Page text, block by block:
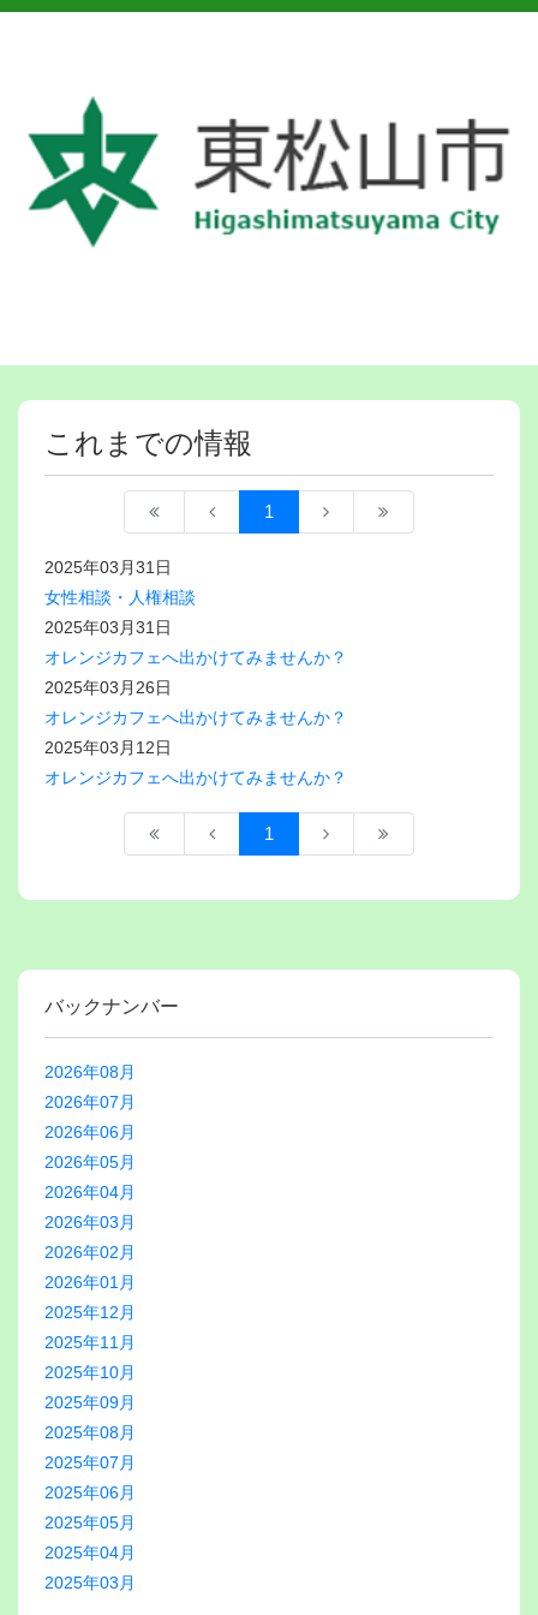
これまでの情報
1
2025年03月31日
女性相談・人権相談
2025年03月31日
オレンジカフェへ出かけてみませんか？
2025年03月26日
オレンジカフェへ出かけてみませんか？
2025年03月12日
オレンジカフェへ出かけてみませんか？
1
バックナンバー
2026年08月
2026年07月
2026年06月
2026年05月
2026年04月
2026年03月
2026年02月
2026年01月
2025年12月
2025年11月
2025年10月
2025年09月
2025年08月
2025年07月
2025年06月
2025年05月
2025年04月
2025年03月